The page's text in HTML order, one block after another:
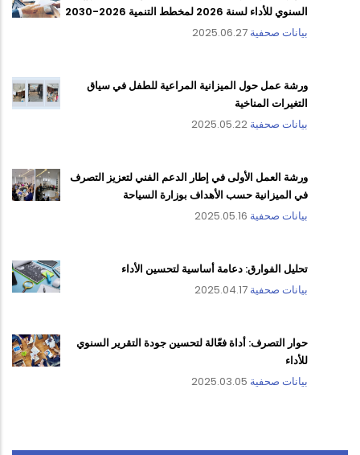
السنوي للأداء لسنة 2026 لمخطط التنمية 2026-2030
بيانات صحفية 2025.06.27
ورشة عمل حول الميزانية المراعية للطفل في سياق
التغيرات المناخية
بيانات صحفية 2025.05.22
ورشة العمل الأولى في إطار الدعم الفني لتعزيز التصرف
في الميزانية حسب الأهداف بوزارة السياحة
بيانات صحفية 2025.05.16
تحليل الفوارق: دعامة أساسية لتحسين الأداء
بيانات صحفية 2025.04.17
حوار التصرف: أداة فعّالة لتحسين جودة التقرير السنوي
للأداء
بيانات صحفية 2025.03.05